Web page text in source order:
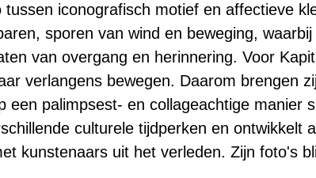
tussen iconografisch motief en affectieve
sporen van wind en beweging,
van overgang en herinnering. Voor
verlangens bewegen. Daarom brengen
een palimpsest- en collageachtige manier
culturele tijdperken en ontwikkelt
kunstenaars uit het verleden. Zijn foto's